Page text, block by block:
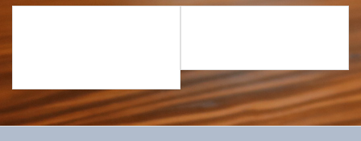
投
稿
ナ
ビ
ゲ